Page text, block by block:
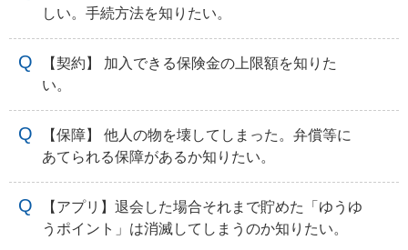
しい。手続方法を知りたい。
【契約】 加入できる保険金の上限額を知りた
い。
【保障】 他人の物を壊してしまった。弁償等に
あてられる保障があるか知りたい。
【アプリ】退会した場合それまで貯めた「ゆうゆ
うポイント」は消滅してしまうのか知りたい。